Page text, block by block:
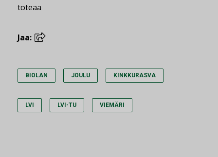
toteaa
Jaa:
BIOLAN JOULU KINKKURASVA
LVI LVI-TU VIEMÄRI